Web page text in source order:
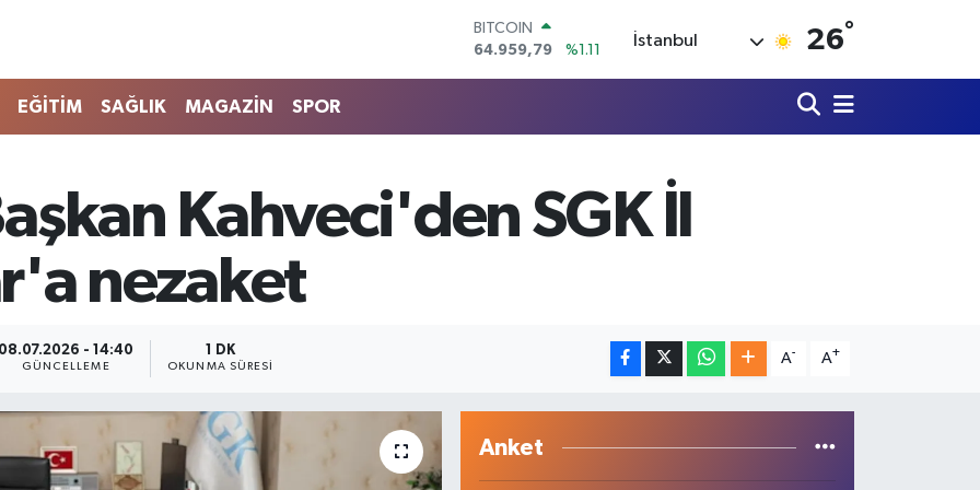
47,7436
EURO
6660.55
%0.03
BİST100
13.779
%-14
İstanbul 26°
EĞİTİM SAĞLIK MAGAZİN SPOR
Kahveci'den SGK İl
nezaket
08.07.2026 - 14:40
GÜNCELLEME
1 DK
OKUNMA SÜRESI
A- A+
Anket